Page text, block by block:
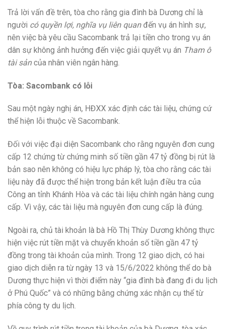
Trả lời vấn đề trên, tòa cho rằng gia đình bà Dương chỉ là
người có quyền lợi, nghĩa vụ liên quanđến vụ án hình sự,
nên việc bà yêu cầu Sacombank trả lại tiền cho trong vụ án
dân sự không ảnh hưởng đến việc giải quyết vụ án Tham ô
tài sảncủa nhân viên ngân hàng.
Tòa: Sacombank có lỗi
Sau một ngày nghị án, HĐXX xác định các tài liệu, chứng cứ
thể hiện lỗi thuộc về Sacombank.
Đối với việc đại diện Sacombank cho rằng nguyên đơn cung
cấp 12 chứng từ chứng minh số tiền gần 47 tỷ đồng bị rút là
bản sao nên không có hiệu lực pháp lý, tòa cho rằng các tài
liệu này đã được thể hiện trong bản kết luận điều tra của
Công an tỉnh Khánh Hòa và các tài liệu chính ngân hàng cung
cấp. Vì vậy, các tài liệu mà nguyên đơn cung cấp là đúng.
Ngoài ra, chủ tài khoản là bà Hồ Thị Thùy Dương không thực
hiện việc rút tiền mặt và chuyển khoản số tiền gần 47 tỷ
đồng trong tài khoản của mình. Trong 12 giao dịch, có hai
giao dịch diễn ra từ ngày 13 và 15/6/2022 không thể do bà
Dương thực hiện vì thời điểm này “gia đình bà đang đi du lịch
ở Phú Quốc” và có những bằng chứng xác nhận cụ thể từ
phía công ty du lịch.